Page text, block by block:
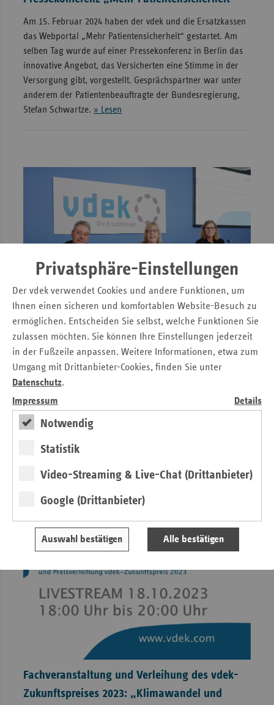
Privatsphäre-Einstellungen
Der vdek verwendet Cookies und andere Funktionen, um
Ihnen einen sicheren und komfortablen Website-Besuch zu
ermöglichen. Entscheiden Sie selbst, welche Funktionen Sie
zulassen möchten. Sie können Ihre Einstellungen jederzeit
in der Fußzeile anpassen. Weitere Informationen, etwa zum
Umgang mit Drittanbieter-Cookies, finden Sie unter
Datenschutz.
Impressum
Details
Notwendig
Statistik
Video-Streaming & Live-Chat (Drittanbieter)
Google (Drittanbieter)
Auswahl bestätigen Alle bestätigen
Am 15. Februar 2024 haben der vdek und die Ersatzkassen
das Webportal „Mehr Patientensicherheit“ gestartet. Am
selben Tag wurde auf einer Pressekonferenz in Berlin das
innovative Angebot, das Versicherten eine Stimme in der
Versorgung gibt, vorgestellt. Gesprächspartner war unter
anderem der Patientenbeauftragte der Bundesregierung,
Stefan Schwartze. » Lesen
vdek-Neujahrs-Pressekonferenz 2024:
Herausforderungen der Gesundheitspolitik
In unserer Neujahrs-Pressekonferenz am 24. Januar 2024
wurde der dringende Reformbedarf bei der Finanzierung
der gesetzlichen Krankenversicherung und der sozialen
Pflegeversicherung erläutert. Zudem standen der
Klimaschutz im Gesundheitswesen und unsere Forderungen
zur Verbesserung der Notfallversorgung, des
ambulanten Versorgung auf dem Programm.» Lesen
Fachveranstaltung und Verleihung des vdek-
Zukunftspreises 2023: „Klimawandel und